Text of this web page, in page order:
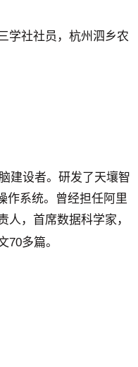
学社社员，杭州泗乡农
建设者。研发了天壤智
作系统。曾经担任阿里
人，首席数据科学家，
70多篇。